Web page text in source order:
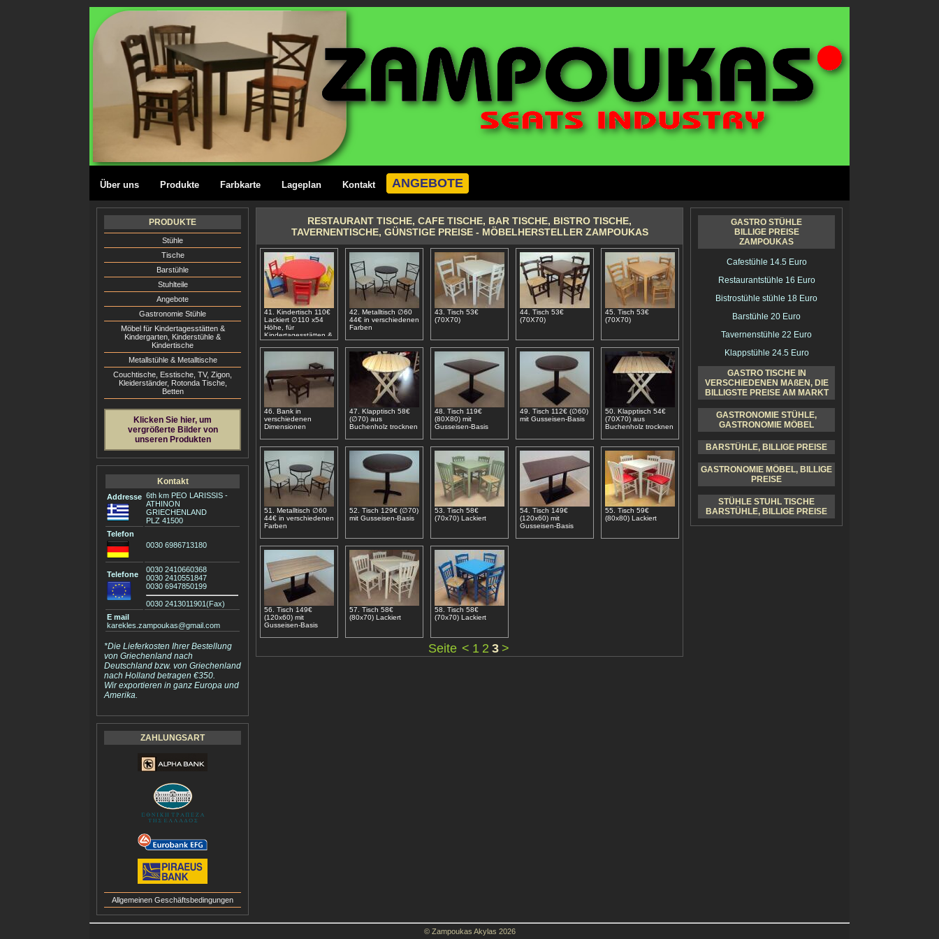
Über uns Produkte Farbkarte Lageplan Kontakt ANGEBOTE
PRODUKTE
Stühle
Tische
Barstühle
Stuhlteile
Angebote
Gastronomie Stühle
Möbel für Kindertagesstätten &
Kindergarten, Kinderstühle &
Kindertische
Metallstühle & Metalltische
Couchtische, Esstische, ΤV, Zigon,
Kleiderständer, Rotonda Tische,
Betten
Klicken Sie hier, um
vergrößerte Bilder von
unseren Produkten
Kontakt
Addresse 6th km PEO LARISSIS -
ATHINON
GRIECHENLAND
PLZ 41500
Telefon
0030 6986713180
Telefone
0030 2410660368
0030 2410551847
0030 6947850199
0030 2413011901(Fax)
E mail
karekles.zampoukas@gmail.com
*Die Lieferkosten Ihrer Bestellung
von Griechenland nach
Deutschland bzw. von Griechenland
nach Holland betragen €350.
Wir exportieren in ganz Europa und
Amerika.
ZAHLUNGSART
Allgemeinen Geschäftsbedingungen
RESTAURANT TISCHE, CAFE TISCHE, BAR TISCHE, BISTRO TISCHE,
TAVERNENTISCHE, GÜNSTIGE PREISE - MÖBELHERSTELLER ZAMPOUKAS
41. Kindertisch 110€
Lackiert ∅110 x54
Höhe, für
Kindertagesstätten &
Kindergärten
42. Metalltisch ∅60
44€ in verschiedenen
Farben
43. Tisch 53€
(70Χ70)
44. Tisch 53€
(70Χ70)
45. Tisch 53€
(70Χ70)
46. Bank in
verschiedenen
Dimensionen
47. Klapptisch 58€
(∅70) aus
Buchenholz trocknen
48. Tisch 119€
(80Χ80) mit
Gusseisen-Basis
49. Tisch 112€ (∅60)
mit Gusseisen-Basis
50. Klapptisch 54€
(70Χ70) aus
Buchenholz trocknen
51. Metalltisch ∅60
44€ in verschiedenen
Farben
52. Tisch 129€ (∅70)
mit Gusseisen-Basis
53. Tisch 58€
(70x70) Lackiert
54. Tisch 149€
(120x60) mit
Gusseisen-Basis
55. Tisch 59€
(80x80) Lackiert
56. Tisch 149€
(120x60) mit
Gusseisen-Basis
57. Tisch 58€
(80x70) Lackiert
58. Tisch 58€
(70x70) Lackiert
Seite < 1 2 3 >
GASTRO STÜHLE
BILLIGE PREISE
ZAMPOUKAS
Cafestühle 14.5 Euro
Restaurantstühle 16 Euro
Bistrostühle stühle 18 Euro
Barstühle 20 Euro
Tavernenstühle 22 Euro
Klappstühle 24.5 Euro
GASTRO TISCHE IN
VERSCHIEDENEN MAßEN, DIE
BILLIGSTE PREISE AM MARKT
GASTRONOMIE STÜHLE,
GASTRONOMIE MÖBEL
BARSTÜHLE, BILLIGE PREISE
GASTRONOMIE MÖBEL, BILLIGE
PREISE
STÜHLE STUHL TISCHE
BARSTÜHLE, BILLIGE PREISE
© Zampoukas Akylas 2026